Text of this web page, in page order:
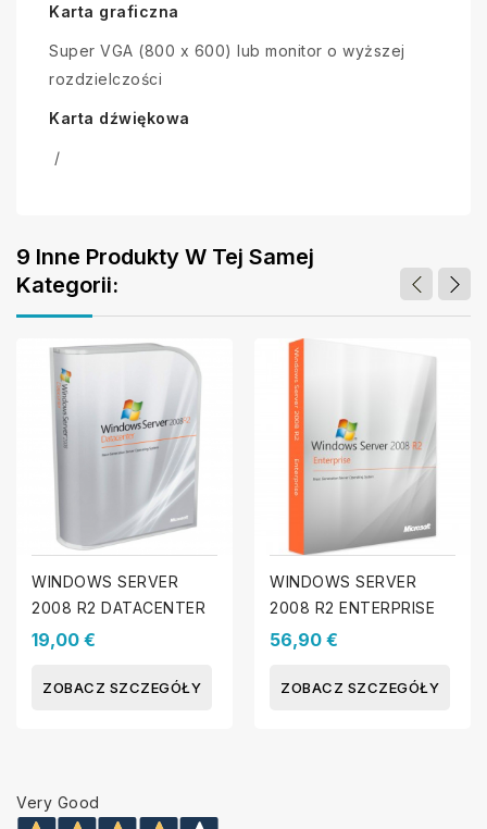
Karta graficzna
Super VGA (800 x 600) lub monitor o wyższej
rozdzielczości
Karta dźwiękowa
/
9 Inne Produkty W Tej Samej
Kategorii:
WINDOWS SERVER
2008 R2 DATACENTER
19,00 €
ZOBACZ SZCZEGÓŁY
WINDOWS SERVER
2008 R2 ENTERPRISE
56,90 €
ZOBACZ SZCZEGÓŁY
Very Good